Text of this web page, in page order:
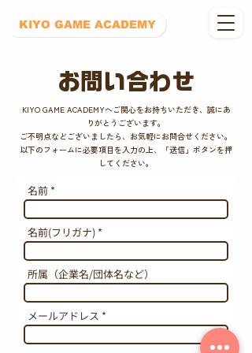
ボタン
KIYO GAME ACADEMY
お問い合わせ
KIYO GAME ACADEMYへご関心をお持ちいただき、誠にあ
りがとうございます。
ご不明点などございましたら、お気軽にお問合せください。
以下のフォームに必要項目を入力の上、「送信」ボタンを押
してください。
名前
名前(フリガナ)
所属（企業名/団体名など）
メールアドレス